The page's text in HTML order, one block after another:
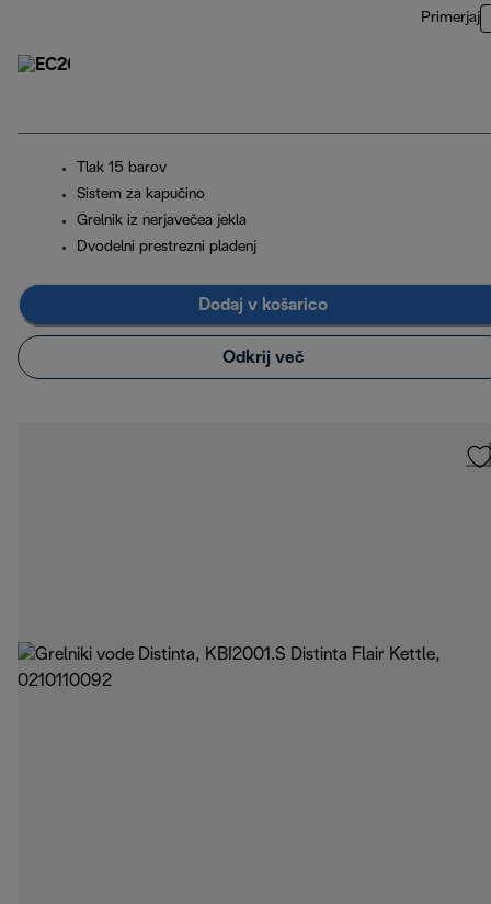
Primerjaj
Tlak 15 barov
Sistem za kapučino
Grelnik iz nerjavečea jekla
Dvodelni prestrezni pladenj
Dodaj v košarico
Odkrij več